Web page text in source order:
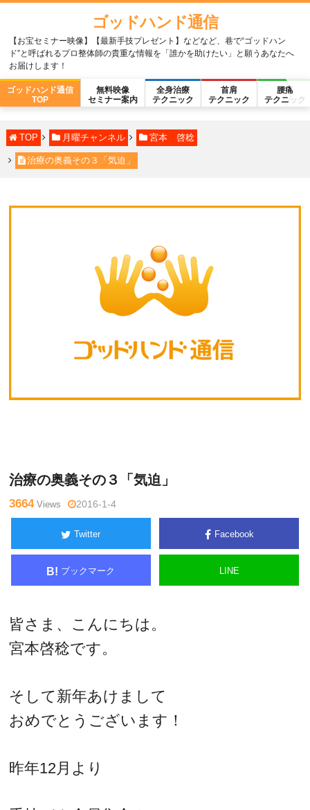
ゴッドハンド通信
【お宝セミナー映像】【最新手技プレゼント】などなど、巷で“ゴッドハン
ド”と呼ばれるプロ整体師の貴重な情報を「誰かを助けたい」と願うあなたへ
お届けします！
ゴッドハンド通信
TOP
無料映像
セミナー案内
全身治療
テクニック
首肩
テクニック
腰痛
テクニック
TOP 月曜チャンネル 宮本 啓稔
治療の奥義その３「気迫」
治療の奥義その３「気迫」
3664Views 2016-1-4
Twitter Facebook
B! ブックマーク LINE
皆さま、こんにちは。
宮本啓稔です。
そして新年あけまして
おめでとうございます！
昨年12月より